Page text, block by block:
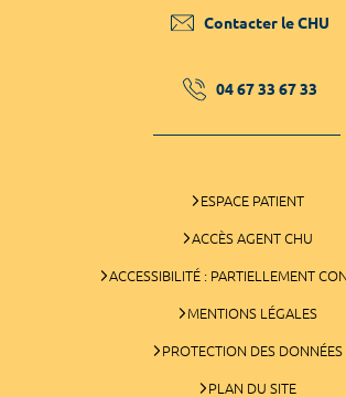
Contacter le CHU
04 67 33 67 33
ESPACE PATIENT
ACCÈS AGENT CHU
ACCESSIBILITÉ : PARTIELLEMENT
MENTIONS LÉGALES
PROTECTION DES DONNÉES
PLAN DU SITE